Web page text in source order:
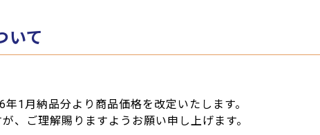
いて
1月納品分より商品価格を改定いたします。
、ご理解賜りますようお願い申し上げます。